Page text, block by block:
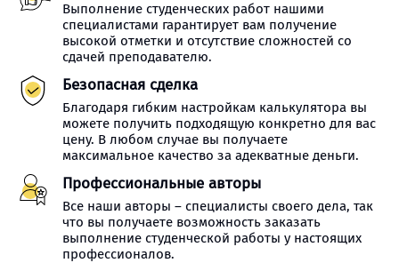
Выполнение студенческих работ нашими
специалистами гарантирует вам получение
высокой отметки и отсутствие сложностей со
сдачей преподавателю.
Безопасная сделка
Благодаря гибким настройкам калькулятора вы
можете получить подходящую конкретно для вас
цену. В любом случае вы получаете
максимальное качество за адекватные деньги.
Профессиональные авторы
Все наши авторы – специалисты своего дела, так
что вы получаете возможность заказать
выполнение студенческой работы у настоящих
профессионалов.